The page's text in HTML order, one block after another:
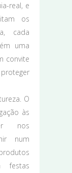
real, e
os
cada
uma
convite
O
às
nos
num
festas